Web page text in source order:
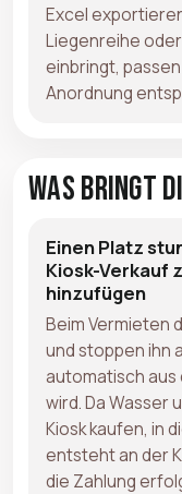
Excel
Liegenreihe
einbringt,
Anordnung
Was bringt
Einen Platz
Kiosk-Verkauf
hinzufügen
Beim Vermieten
und stoppen ihn
automatisch
wird. Da Wasser
Kiosk kaufen, in
entsteht an der
die Zahlung